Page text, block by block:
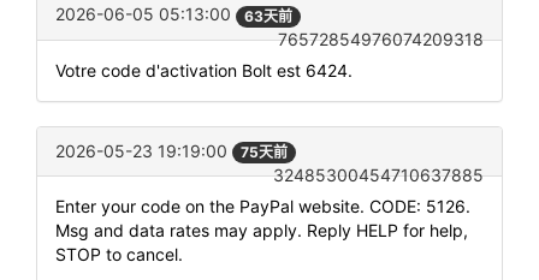
2026-06-05 05:13:00 63天前
76572854976074209318
Votre code d'activation Bolt est 6424.
2026-05-23 19:19:00 75天前
32485300454710637885
Enter your code on the PayPal website. CODE: 5126.
Msg and data rates may apply. Reply HELP for help,
STOP to cancel.